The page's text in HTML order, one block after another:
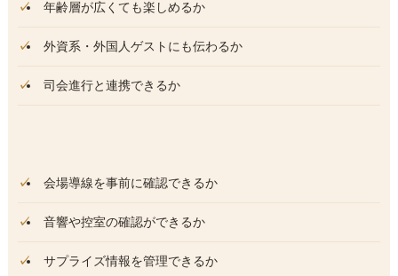
年齢層が広くても楽しめるか
外資系・外国人ゲストにも伝わるか
司会進行と連携できるか
会場導線を事前に確認できるか
音響や控室の確認ができるか
サプライズ情報を管理できるか